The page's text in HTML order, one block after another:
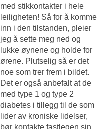
med stikkontakter i hele
leiligheten! Så for å komme
inn i den tilstanden, pleier
jeg å sette meg ned og
lukke øynene og holde for
ørene. Plutselig så er det
noe som trer frem i bildet.
Det er også anbefalt at de
med type 1 og type 2
diabetes i tillegg til de som
lider av kroniske lidelser,